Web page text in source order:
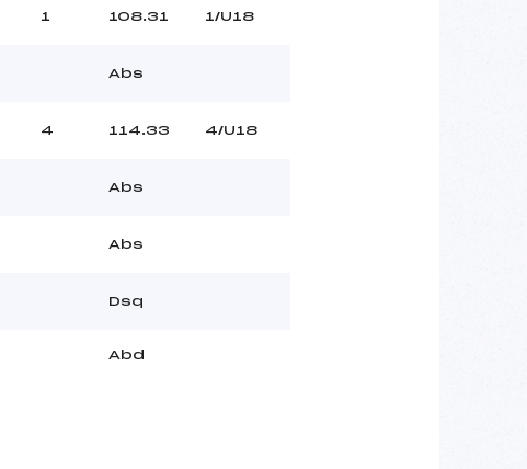
1 108.31 1/U18
Abs
4 114.33 4/U18
Abs
Abs
Dsq
Abd